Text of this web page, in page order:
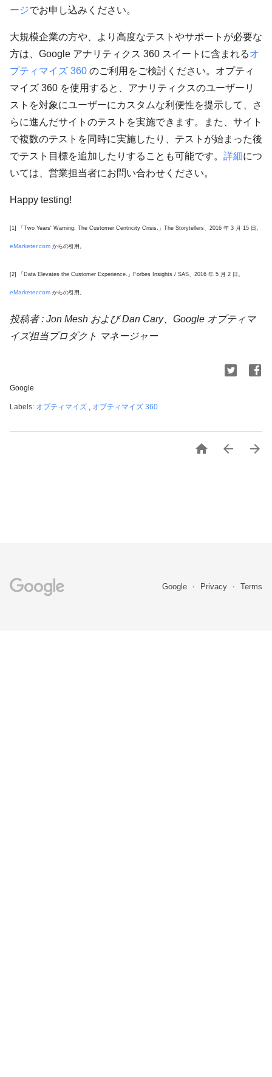
ージでお申し込みください。
大規模企業の方や、より高度なテストやサポートが必要な
方は、Google アナリティクス 360 スイートに含まれるオ
プティマイズ 360 のご利用をご検討ください。オプティ
マイズ 360 を使用すると、アナリティクスのユーザーリ
ストを対象にユーザーにカスタムな利便性を提示して、さ
らに進んだサイトのテストを実施できます。また、サイト
で複数のテストを同時に実施したり、テストが始まった後
でテスト目標を追加したりすることも可能です。 詳細につ
いては、営業担当者にお問い合わせください。
Happy testing!
[1] 「Two Years' Warning: The Customer Centricity Crisis.」The Storytellers、2016 年 3 月 15 日。
eMarketer.com からの引用。
[2] 「Data Elevates the Customer Experience.」Forbes Insights / SAS、2016 年 5 月 2 日。
eMarketer.com からの引用。
投稿者 : Jon Mesh および Dan Cary、Google オプティマ
イズ担当プロダクト マネージャー
Google
Labels: オプティマイズ , オプティマイズ 360
  
Google Privacy Terms